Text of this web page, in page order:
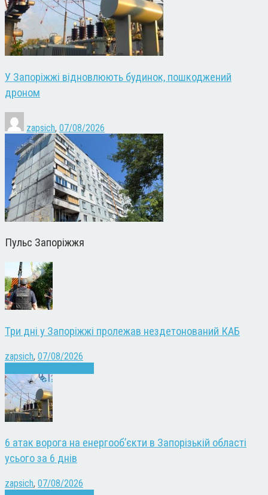
У Запоріжжі відновлюють будинок, пошкоджений
дроном
zapsich, 07/08/2026
Пульс Запоріжжя
Три дні у Запоріжжі пролежав нездетонований КАБ
zapsich, 07/08/2026
6 атак ворога на енергооб’єкти в Запорізькій області
усього за 6 днів
zapsich, 07/08/2026